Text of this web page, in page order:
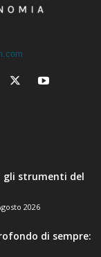
gli strumenti del
2026
di sempre: